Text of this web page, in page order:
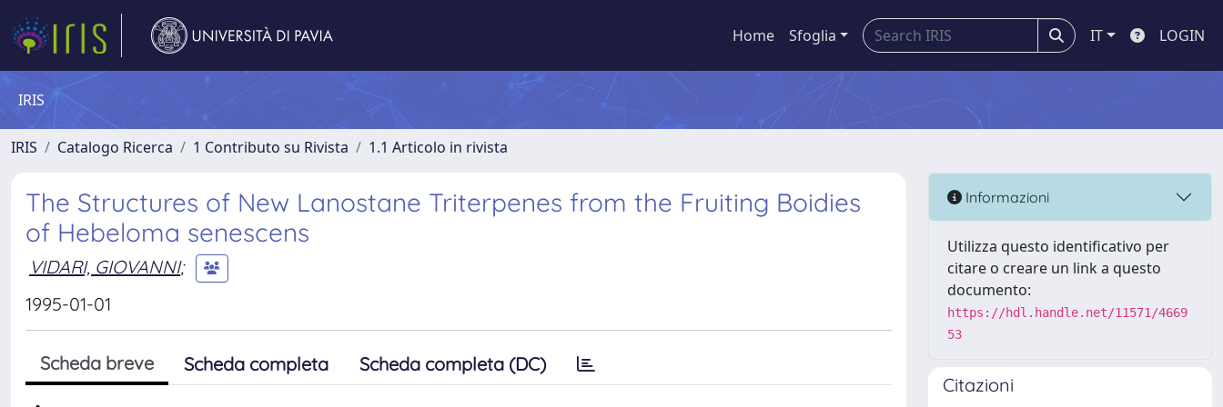
Home Sfoglia IT LOGIN
IRIS
IRIS Catalogo Ricerca 1 Contributo su Rivista 1.1 Articolo in rivista
The Structures of New Lanostane Triterpenes from the Fruiting Boidies
of Hebeloma senescens
VIDARI, GIOVANNI;
1995-01-01
Scheda breve Scheda completa Scheda completa (DC)
Informazioni
Utilizza questo identificativo per
citare o creare un link a questo
documento:
https://hdl.handle.net/11571/4669
53
Citazioni